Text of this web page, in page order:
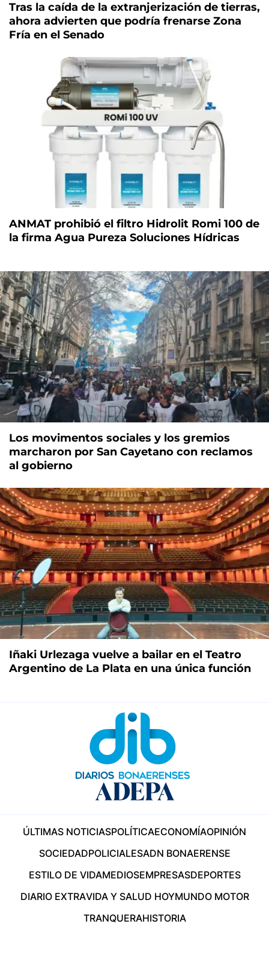
Tras la caída de la extranjerización de tierras,
ahora advierten que podría frenarse Zona
Fría en el Senado
ANMAT prohibió el filtro Hidrolit Romi 100 de
la firma Agua Pureza Soluciones Hídricas
Los movimentos sociales y los gremios
marcharon por San Cayetano con reclamos
al gobierno
Iñaki Urlezaga vuelve a bailar en el Teatro
Argentino de La Plata en una única función
ÚLTIMAS NOTICIASPOLÍTICAECONOMÍAOPINIÓN
SOCIEDADPOLICIALESADN BONAERENSE
ESTILO DE VIDAMEDIOSEMPRESASDEPORTES
DIARIO EXTRAVIDA Y SALUD HOYMUNDO MOTOR
TRANQUERAHISTORIA